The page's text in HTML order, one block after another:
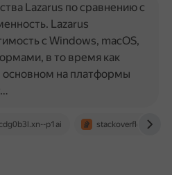
p1ai stackoverflow.com
Lazarus по сравнению с
Lazarus
с Windows, macOS,
в то время как
основном на платформы